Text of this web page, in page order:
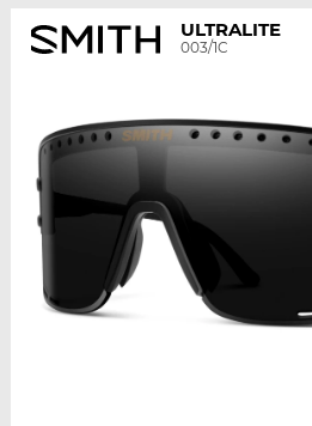
ULTRALITE
003/1C